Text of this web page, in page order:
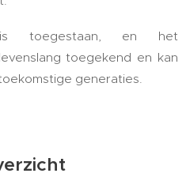
is toegestaan, en het
toegekend en kan
generaties.